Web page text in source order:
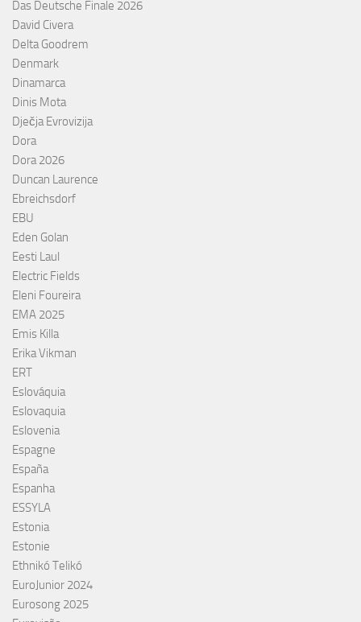
Das Deutsche Finale 2026
David Civera
Delta Goodrem
Denmark
Dinamarca
Dinis Mota
Dječja Evrovizija
Dora
Dora 2026
Duncan Laurence
Ebreichsdorf
EBU
Eden Golan
Eesti Laul
Electric Fields
Eleni Foureira
EMA 2025
Emis Killa
Erika Vikman
ERT
Eslováquia
Eslovaquia
Eslovenia
Espagne
España
Espanha
ESSYLA
Estonia
Estonie
Ethnikó Telikó
EuroJunior 2024
Eurosong 2025